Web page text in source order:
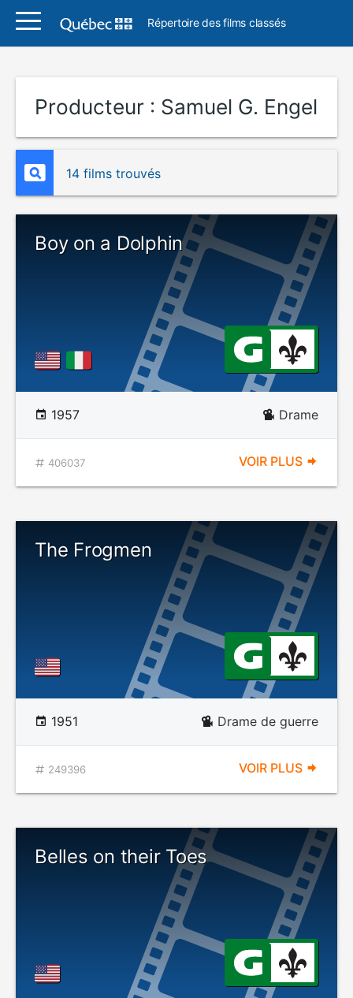
Répertoire des films classés
Producteur : Samuel G. Engel
14 films trouvés
Boy on a Dolphin
1957 Drame
406037 VOIR PLUS
The Frogmen
1951 Drame de guerre
249396 VOIR PLUS
Belles on their Toes